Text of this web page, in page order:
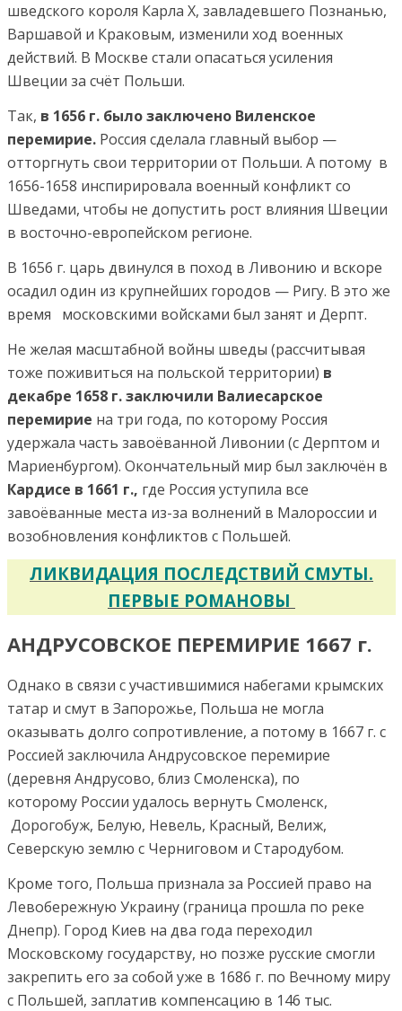
шведского короля Карла Х, завладевшего Познанью,
Варшавой и Краковым, изменили ход военных
действий. В Москве стали опасаться усиления
Швеции за счёт Польши.
Так, в 1656 г. было заключено Виленское
перемирие. Россия сделала главный выбор —
отторгнуть свои территории от Польши. А потому в
1656-1658 инспирировала военный конфликт со
Шведами, чтобы не допустить рост влияния Швеции
в восточно-европейском регионе.
В 1656 г. царь двинулся в поход в Ливонию и вскоре
осадил один из крупнейших городов — Ригу. В это же
время московскими войсками был занят и Дерпт.
Не желая масштабной войны шведы (рассчитывая
тоже поживиться на польской территории) в
декабре 1658 г. заключили Валиесарское
перемирие на три года, по которому Россия
удержала часть завоёванной Ливонии (с Дерптом и
Мариенбургом). Окончательный мир был заключён в
Кардисе в 1661 г., где Россия уступила все
завоёванные места из-за волнений в Малороссии и
возобновления конфликтов с Польшей.
ЛИКВИДАЦИЯ ПОСЛЕДСТВИЙ СМУТЫ.
ПЕРВЫЕ РОМАНОВЫ
АНДРУСОВСКОЕ ПЕРЕМИРИЕ 1667 г.
Однако в связи с участившимися набегами крымских
татар и смут в Запорожье, Польша не могла
оказывать долго сопротивление, а потому в 1667 г. с
Россией заключила Андрусовское перемирие
(деревня Андрусово, близ Смоленска), по
которому России удалось вернуть Смоленск,
Дорогобуж, Белую, Невель, Красный, Велиж,
Северскую землю с Черниговом и Стародубом.
Кроме того, Польша признала за Россией право на
Левобережную Украину (граница прошла по реке
Днепр). Город Киев на два года переходил
Московскому государству, но позже русские смогли
закрепить его за собой уже в 1686 г. по Вечному миру
с Польшей, заплатив компенсацию в 146 тыс.